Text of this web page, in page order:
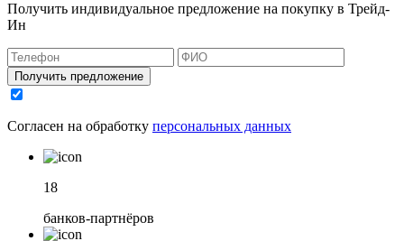
Получить индивидуальное предложение на покупку в Трейд-
Ин
Получить предложение
Согласен на обработку персональных данных
18
банков-партнёров